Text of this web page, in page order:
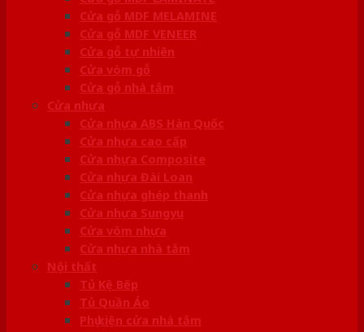
Cửa gỗ MDF MELAMINE
Cửa gỗ MDF VENEER
Cửa gỗ tự nhiên
Cửa vòm gỗ
Cửa gỗ nhà tắm
Cửa nhựa
Cửa nhựa ABS Hàn Quốc
Cửa nhựa cao cấp
Cửa nhựa Composite
Cửa nhựa Đài Loan
Cửa nhựa ghép thanh
Cửa nhựa Sungyu
Cửa vòm nhựa
Cửa nhựa nhà tắm
Nội thất
Tủ Kệ Bếp
Tủ Quần Áo
Phụ kiện cửa nhà tắm